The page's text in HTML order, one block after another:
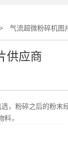
气流超微粉碎机图片_气流超微粉碎
供应商
，粉碎之后的粉末经
，